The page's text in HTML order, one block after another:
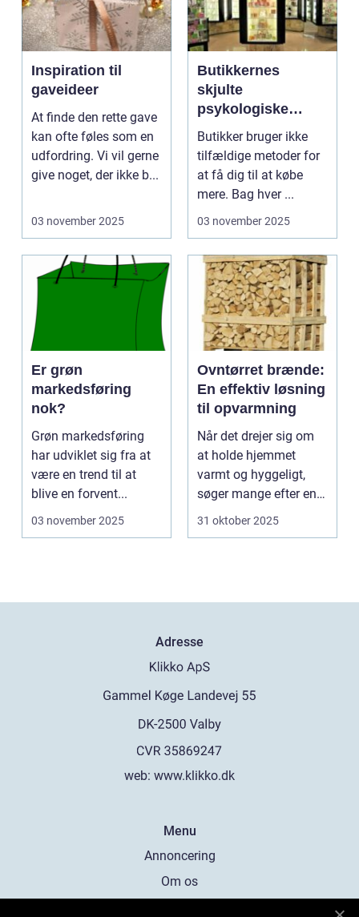
Inspiration til
gaveideer
At finde den rette gave
kan ofte føles som en
udfordring. Vi vil gerne
give noget, der ikke b...
03 november 2025
Butikkernes
skjulte
psykologiske
tricks
Butikker bruger ikke
tilfældige metoder for
at få dig til at købe
mere. Bag hver ...
03 november 2025
Er grøn
markedsføring
nok?
Grøn markedsføring
har udviklet sig fra at
være en trend til at
blive en forvent...
03 november 2025
Ovntørret brænde:
En effektiv løsning
til opvarmning
Når det drejer sig om
at holde hjemmet
varmt og hyggeligt,
søger mange efter en
bæ...
31 oktober 2025
Adresse
web: www.klikko.dk
Menu
Annoncering
Om os